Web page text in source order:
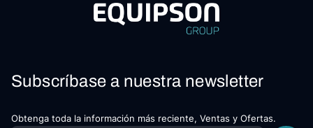
Subscríbase a nuestra newsletter
Obtenga toda la información más reciente, Ventas y Ofertas.